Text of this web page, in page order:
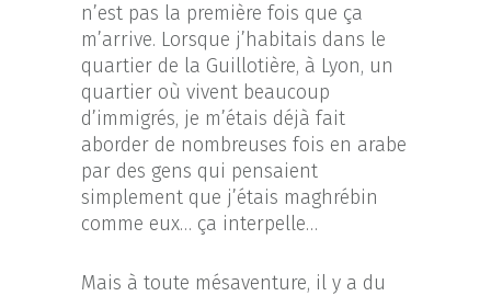
n’est pas la première fois que ça
m’arrive. Lorsque j’habitais dans le
quartier de la Guillotière, à Lyon, un
quartier où vivent beaucoup
d’immigrés, je m’étais déjà fait
aborder de nombreuses fois en arabe
par des gens qui pensaient
simplement que j’étais maghrébin
comme eux… ça interpelle…
Mais à toute mésaventure, il y a du